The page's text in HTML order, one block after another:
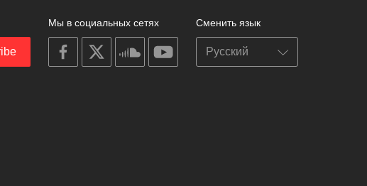
Сменить язык
Мы в социальных сетях
on
facebook
on
on
soundcloudyoutube